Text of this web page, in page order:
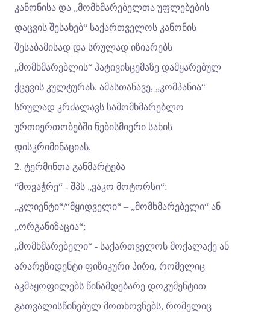
კანონისა და „მომხმარებელთა უფლებების
დაცვის შესახებ“ საქართველოს კანონის
შესაბამისად და სრულად იზიარებს
„მომხმარებლის“ პატივისცემაზე დამყარებულ
ქცევის კულტურას. ამასთანავე, „კომპანია“
სრულად კრძალავს სამომხმარებლო
ურთიერთობებში ნებისმიერი სახის
დისკრიმინაციას.
2. ტერმინთა განმარტება
“მოვაჭრე“ - შპს „ვაკო მოტორსი“;
„კლიენტი“/“მყიდველი“ – „მომხმარებელი“ ან
„ორგანიზაცია“;
„მომხმარებელი“ - საქართველოს მოქალაქე ან
არარეზიდენტი ფიზიკური პირი, რომელიც
აკმაყოფილებს წინამდებარე დოკუმენტით
გათვალისწინებულ მოთხოვნებს, რომელიც